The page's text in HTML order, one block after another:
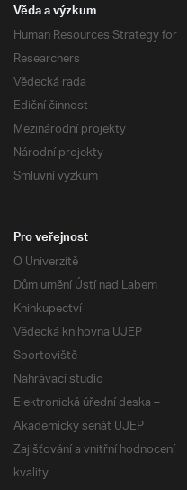
Věda a výzkum
Human Resources Strategy for
Researchers
Vědecká rada
Ediční činnost
Mezinárodní projekty
Národní projekty
Smluvní výzkum
Pro veřejnost
O Univerzitě
Dům umění Ústí nad Labem
Knihkupectví
Vědecká knihovna UJEP
Sportoviště
Nahrávací studio
Elektronická úřední deska –
Akademický senát UJEP
Zajišťování a vnitřní hodnocení
kvality